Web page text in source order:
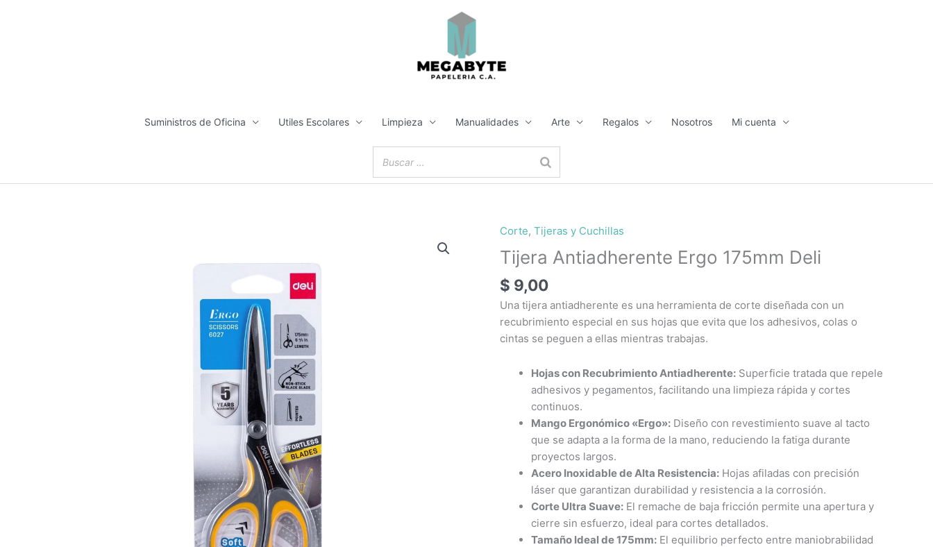
Suministros de Oficina Utiles Escolares Limpieza Manualidades Arte Regalos Nosotros Mi cuenta
Corte, Tijeras y Cuchillas
Tijera Antiadherente Ergo 175mm Deli
$ 9,00
Una tijera antiadherente es una herramienta de corte diseñada con un
recubrimiento especial en sus hojas que evita que los adhesivos, colas o
cintas se peguen a ellas mientras trabajas.
Hojas con Recubrimiento Antiadherente: Superficie tratada que repele
adhesivos y pegamentos, facilitando una limpieza rápida y cortes
continuos.
Mango Ergonómico «Ergo»: Diseño con revestimiento suave al tacto
que se adapta a la forma de la mano, reduciendo la fatiga durante
proyectos largos.
Acero Inoxidable de Alta Resistencia: Hojas afiladas con precisión
láser que garantizan durabilidad y resistencia a la corrosión.
Corte Ultra Suave: El remache de baja fricción permite una apertura y
cierre sin esfuerzo, ideal para cortes detallados.
Tamaño Ideal de 175mm: El equilibrio perfecto entre maniobrabilidad
Tijera
Antiadherente
Ergo
175mm
Deli
cantidad